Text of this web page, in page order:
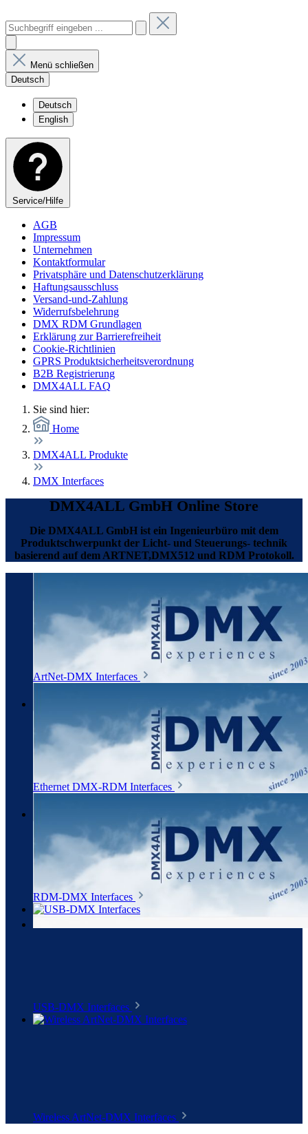
Menü schließen
Deutsch
Deutsch
English
Service/Hilfe
AGB
Impressum
Unternehmen
Kontaktformular
Privatsphäre und Datenschutzerklärung
Haftungsausschluss
Versand-und-Zahlung
Widerrufsbelehrung
DMX RDM Grundlagen
Erklärung zur Barrierefreiheit
Cookie-Richtlinien
GPRS Produktsicherheitsverordnung
B2B Registrierung
DMX4ALL FAQ
Sie sind hier:
Home
DMX4ALL Produkte
DMX Interfaces
DMX4ALL GmbH Online Store
Die DMX4ALL GmbH ist ein Ingenieurbüro mit dem
Produktschwerpunkt der Licht- und Steuerungs- technik
basierend auf dem ARTNET,DMX512 und RDM Protokoll.
ArtNet-DMX Interfaces
Ethernet DMX-RDM Interfaces
RDM-DMX Interfaces
USB-DMX Interfaces
Wireless ArtNet-DMX Interfaces